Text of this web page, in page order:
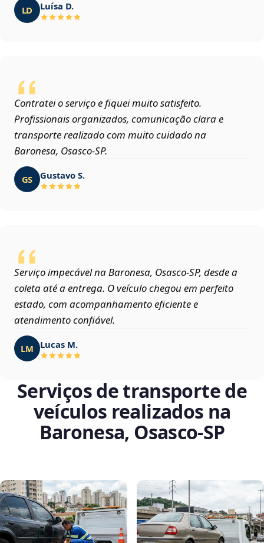
LD Luísa D.
Contratei o serviço e fiquei muito satisfeito.
Profissionais organizados, comunicação clara e
transporte realizado com muito cuidado na
Baronesa, Osasco‑SP.
GS Gustavo S.
Serviço impecável na Baronesa, Osasco‑SP, desde a
coleta até a entrega. O veículo chegou em perfeito
estado, com acompanhamento eficiente e
atendimento confiável.
LM Lucas M.
Serviços de transporte de
veículos realizados na
Baronesa, Osasco‑SP